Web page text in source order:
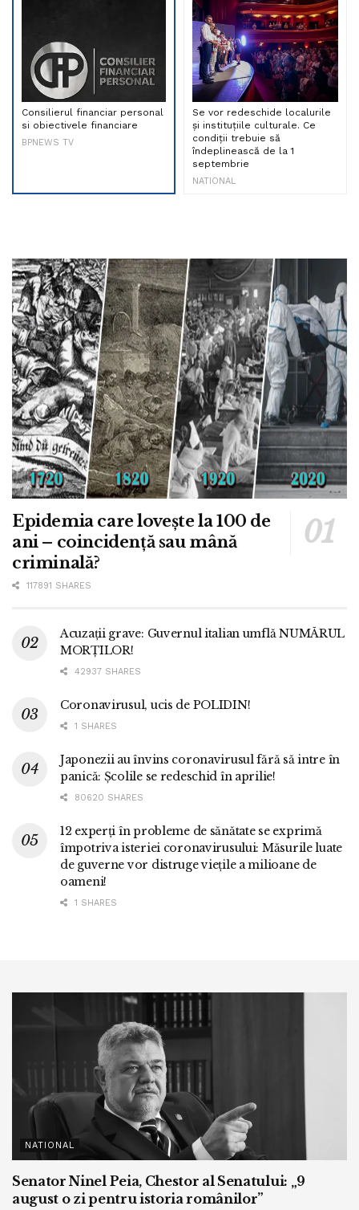
Consilierul financiar personal
si obiectivele financiare
BPNEWS TV
Se vor redeschide localurile
și instituțiile culturale. Ce
condiții trebuie să
îndeplinească de la 1
septembrie
NATIONAL
Epidemia care lovește la 100 de
ani – coincidență sau mână
criminală?
117891 SHARES
Acuzații grave: Guvernul italian umflă NUMĂRUL
MORȚILOR!
42937 SHARES
Coronavirusul, ucis de POLIDIN!
1 SHARES
Japonezii au învins coronavirusul fără să intre în
panică: Școlile se redeschid în aprilie!
80620 SHARES
12 experți în probleme de sănătate se exprimă
împotriva isteriei coronavirusului: Măsurile luate
de guverne vor distruge viețile a milioane de
oameni!
1 SHARES
NATIONAL
Senator Ninel Peia, Chestor al Senatului: „9
august o zi pentru istoria românilor”